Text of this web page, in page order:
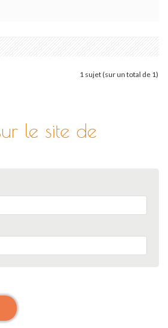
1 sujet (sur un total de 1)
le site de